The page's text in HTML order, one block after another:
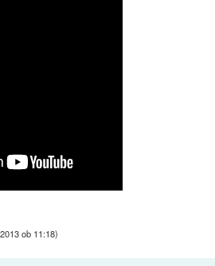
ob 11:18)